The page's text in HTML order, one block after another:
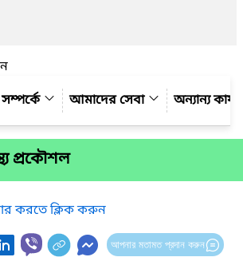
আমাদের সেবা অন্যান্য
প্রকৌশল
করতে ক্লিক করুন
আপনার মতামত প্রদান করুন